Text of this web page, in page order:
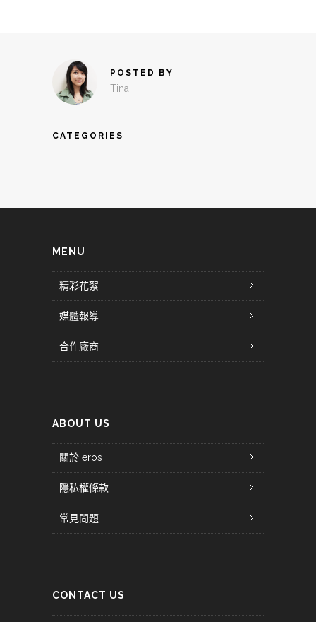
POSTED BY
Tina
CATEGORIES
MENU
精彩花絮
媒體報導
合作廠商
ABOUT US
關於 eros
隱私權條款
常見問題
CONTACT US